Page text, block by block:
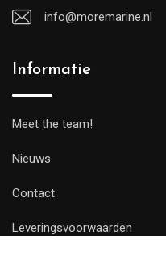
info@moremarine.nl
Informatie
Meet the team!
Nieuws
Contact
Leveringsvoorwaarden